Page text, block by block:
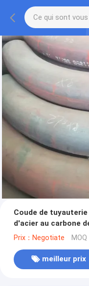
Coude de
d'acier au carbone
stock
Prix：Negotiate
meilleur prix